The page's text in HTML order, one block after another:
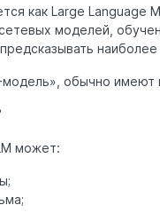
как Large
моделей,
модель», обычно
может: